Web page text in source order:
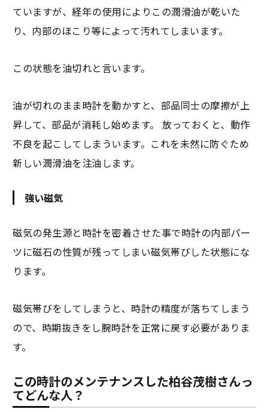
ていますが、経年の使用によりこの潤滑油が乾いた
り、内部のほこり等によって汚れてしまいます。
この状態を油切れと言います。
油が切れのまま時計を動かすと、部品同士の摩擦が上
昇して、部品が消耗し始めます。 放っておくと、動作
不良を起こしてしまういます。これを未然に防ぐため
新しい潤滑油を注油します。
強い磁気
磁気の発生源と時計を密着させた事で時計の内部パー
ツに磁石の性質が残ってしまい磁気帯びした状態にな
ります。
磁気帯びをしてしまうと、時計の精度が落ちてしまう
ので、時期抜きをし腕時計を正常に戻す必要がありま
す。
この時計のメンテナンスした柏谷茂樹さんっ
てどんな人？